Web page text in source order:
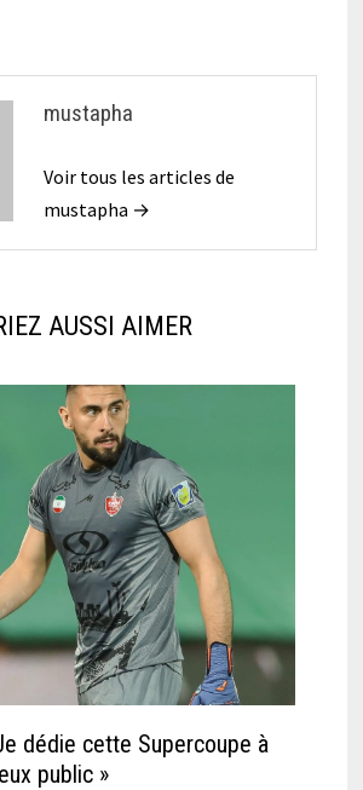
mustapha
Voir tous les articles de
mustapha →
AUSSI AIMER
dédie cette Supercoupe à
public »